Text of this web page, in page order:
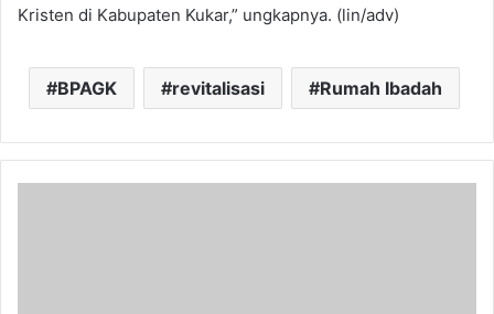
Kristen di Kabupaten Kukar,” ungkapnya. (lin/adv)
BPAGK revitalisasi Rumah Ibadah